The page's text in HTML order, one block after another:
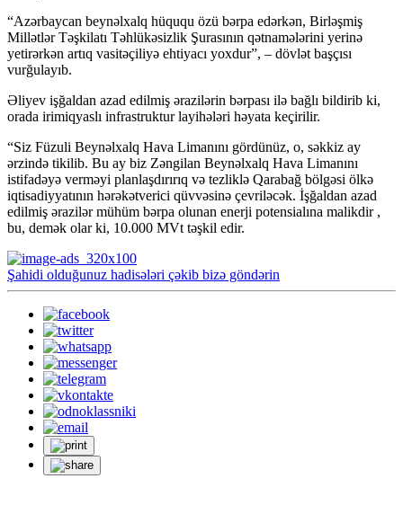
“Azərbaycan beynəlxalq hüququ özü bərpa edərkən, Birləşmiş
Millətlər Təşkilatı Təhlükəsizlik Şurasının qətnamələrini yerinə
yetirərkən artıq vasitəçiliyə ehtiyacı yoxdur”, – dövlət başçısı
vurğulayıb.
Əliyev işğaldan azad edilmiş ərazilərin bərpası ilə bağlı bildirib ki,
orada irimiqyaslı infrastruktur layihələri həyata keçirilir.
“Siz Füzuli Beynəlxalq Hava Limanını gördünüz, o, səkkiz ay
ərzində tikilib. Bu ay biz Zəngilan Beynəlxalq Hava Limanını
istifadəyə verməyi planlaşdırırıq və tezliklə Qarabağ bölgəsi ölkə
iqtisadiyyatının hərəkətverici qüvvəsinə çevriləcək. İşğaldan azad
edilmiş ərazilər mühüm bərpa olunan enerji potensialına malikdir ,
bu, demək olar ki, 10.000 MVt təşkil edir.
Şahidi olduğunuz hadisələri çəkib bizə göndərin